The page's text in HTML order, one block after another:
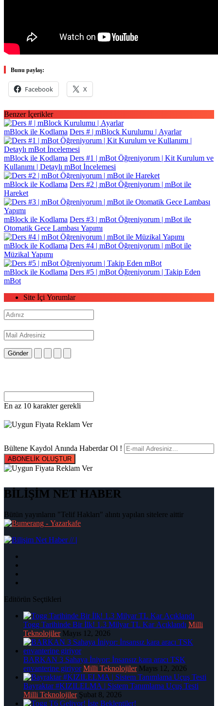
Bunu paylaş:
Facebook X
Benzer İçerikler
mBlock ile Kodlama Ders # | mBlock Kurulumu | Ayarlar
mBlock ile Kodlama Ders #1 | mBot Öğreniyorum | Kit Kurulum ve
Kullanımı | Detaylı mBot İncelemesi
mBlock ile Kodlama Ders #2 | mBot Öğreniyorum | mBot ile
Hareket
mBlock ile Kodlama Ders #3 | mBot Öğreniyorum | mBot ile
Otomatik Gece Lambası Yapımı
mBlock ile Kodlama Ders #4 | mBot Öğreniyorum | mBot ile
Müzikal Yapımı
mBlock ile Kodlama Ders #5 | mBot Öğreniyorum | Takip Eden
mBot
Site İçi Yorumlar
Gönder
En az 10 karakter gerekli
Bültene Kaydol Anında Haberdar Ol !
ABONELİK OLUŞTUR
BİLİŞİM NET HABER
Bütün yayınların "Telif Hakları" alıntı yapılan sitelere aittir
|
Editörün Seçtikleri
Togg Tarihinde Bir İlk! 1.3 Milyar TL Kar Açıklandı Milli
Teknolojiler Mayıs 12, 2026
BARKAN 3 Sahaya İniyor: İnsansız kara aracı TSK
envanterine giriyor Milli Teknolojiler Mayıs 12, 2026
Bayraktar #KIZILELMA | Sistem Tanımlama Uçuş Testi
Milli Teknolojiler Şubat 8, 2026